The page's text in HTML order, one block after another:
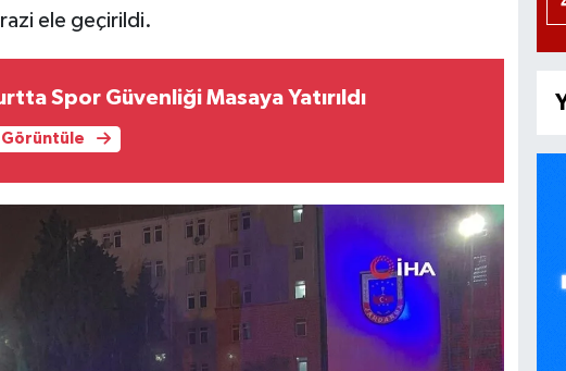
ele geçirildi.
Spor Güvenliği Masaya Yatırıldı
Görüntüle